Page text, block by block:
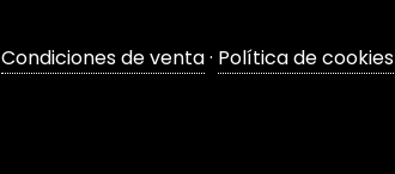
Condiciones de venta· Política de cookies